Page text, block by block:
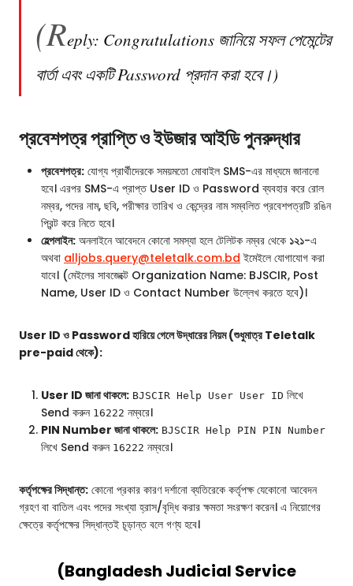
(Reply: Congratulations জানিয়ে সফল পেমেন্টের
বার্তা এবং একটি Password প্রদান করা হবে।)
প্রবেশপত্র প্রাপ্তি ও ইউজার আইডি পুনরুদ্ধার
প্রবেশপত্র: যোগ্য প্রার্থীদেরকে সময়মতো মোবাইল SMS-এর মাধ্যমে জানানো
হবে। এরপর SMS-এ প্রাপ্ত User ID ও Password ব্যবহার করে রোল
নম্বর, পদের নাম, ছবি, পরীক্ষার তারিখ ও কেন্দ্রের নাম সম্বলিত প্রবেশপত্রটি রঙিন
প্রিন্ট করে নিতে হবে।
হেল্পলাইন: অনলাইনে আবেদনে কোনো সমস্যা হলে টেলিটক নম্বর থেকে ১২১-এ
অথবা alljobs.query@teletalk.com.bd ইমেইলে যোগাযোগ করা
যাবে। (মেইলের সাবজেক্টে Organization Name: BJSCIR, Post
Name, User ID ও Contact Number উল্লেখ করতে হবে)।
User ID ও Password হারিয়ে গেলে উদ্ধারের নিয়ম (শুধুমাত্র Teletalk
pre-paid থেকে):
User ID জানা থাকলে: BJSCIR Help User User ID লিখে
Send করুন 16222 নম্বরে।
PIN Number জানা থাকলে: BJSCIR Help PIN PIN Number
লিখে Send করুন 16222 নম্বরে।
কর্তৃপক্ষের সিদ্ধান্ত: কোনো প্রকার কারণ দর্শানো ব্যতিরেকে কর্তৃপক্ষ যেকোনো আবেদন
গ্রহণ বা বাতিল এবং পদের সংখ্যা হ্রাস/বৃদ্ধি করার ক্ষমতা সংরক্ষণ করেন। এ নিয়োগের
ক্ষেত্রে কর্তৃপক্ষের সিদ্ধান্তই চূড়ান্ত বলে গণ্য হবে।
(Bangladesh Judicial Service